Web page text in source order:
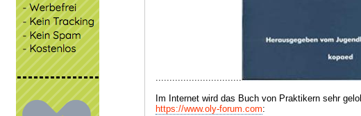
...............................
Im Internet wird das Buch von Praktikern sehr
https://www.oly-forum.com: